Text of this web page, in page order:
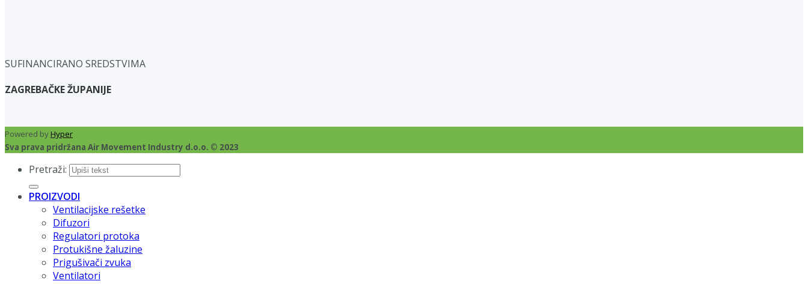
SUFINANCIRANO SREDSTVIMA
ZAGREBAČKE ŽUPANIJE
Powered byHyper
Sva prava pridržana Air Movement Industry d.o.o. © 2023
Pretraži:
PROIZVODI
Ventilacijske rešetke
Difuzori
Regulatori protoka
Protukišne žaluzine
Prigušivači zvuka
Ventilatori